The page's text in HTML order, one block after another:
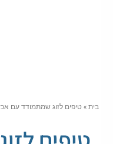
בית» טיפים לזוג שמתמודד עם